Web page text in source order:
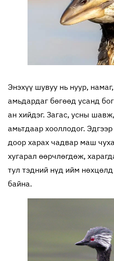
Энэхүү шувуу нь нуур,
амьдардаг бөгөөд усанд
ан хийдэг. Загас, усны
амьтдаар хооллодог.
доор харах чадвар маш
хугарал өөрчлөгдөж,
тул тэдний нүд ийм
байна.